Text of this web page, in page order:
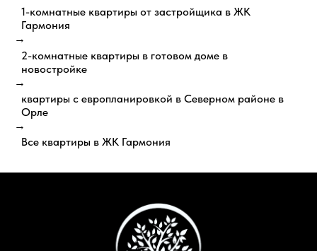
1-комнатные квартиры от застройщика в ЖК
Гармония
→
2-комнатные квартиры в готовом доме в
новостройке
→
квартиры с европланировкой в Северном районе в
Орле
→
Все квартиры в ЖК Гармония